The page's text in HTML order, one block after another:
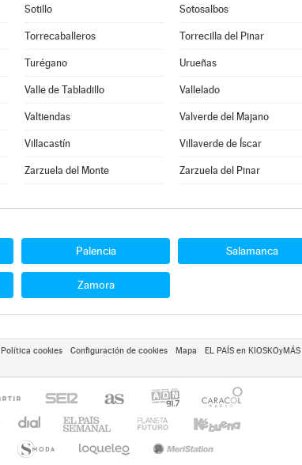
Sotillo Sotosalbos
Torrecaballeros Torrecilla del Pinar
Turégano Urueñas
Valle de Tabladillo Vallelado
Valtiendas Valverde del Majano
Villacastín Villaverde de Íscar
Zarzuela del Monte Zarzuela del Pinar
Palencia Salamanca
Zamora
Política cookies Configuración de cookies Mapa
EL PAÍS en KIOSKOyMÁS